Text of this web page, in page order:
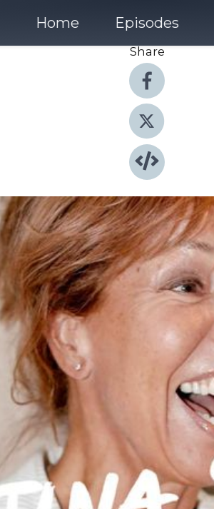
Home Episodes
Share